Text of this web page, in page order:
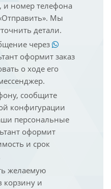
номер телефона
Мы
детали.
через
оформит заказ
о ходе его
сообщите
конфигурации
персональные
оформит
и срок
желаемую
корзину и